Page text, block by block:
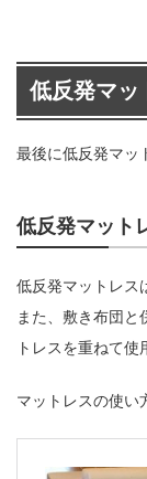
低反発マッ
最後に低反発マッ
低反発マット
低反発マットレス
また、敷き布団と
トレスを重ねて使
マットレスの使い